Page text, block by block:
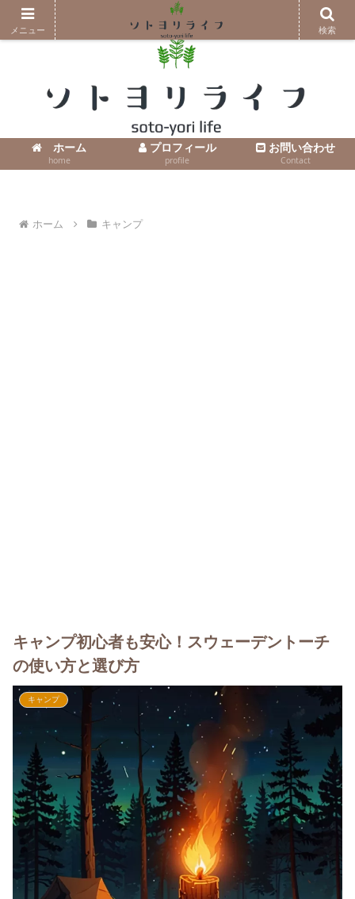
コンテンツへスキップ
ホーム
home
プロフィール
profile
お問い合わせ
Contact
ホーム キャンプ
キャンプ初心者も安心！スウェーデントーチ
の使い方と選び方
キャンプ
メニュー 検索